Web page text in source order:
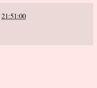
21:51:00